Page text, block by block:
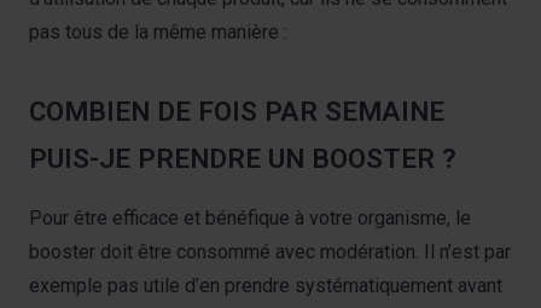
pas tous de la même manière :
COMBIEN DE FOIS PAR SEMAINE
PUIS-JE PRENDRE UN BOOSTER ?
Pour être efficace et bénéfique à votre organisme, le
booster doit être consommé avec modération. Il n’est par
exemple pas utile d’en prendre systématiquement avant